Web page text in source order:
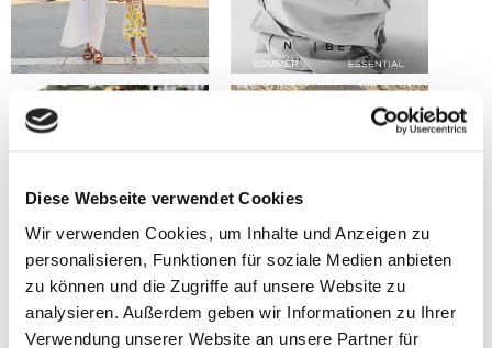
Diese Webseite verwendet Cookies
Wir verwenden Cookies, um Inhalte und Anzeigen zu
personalisieren, Funktionen für soziale Medien anbieten
zu können und die Zugriffe auf unsere Website zu
analysieren. Außerdem geben wir Informationen zu Ihrer
Verwendung unserer Website an unsere Partner für